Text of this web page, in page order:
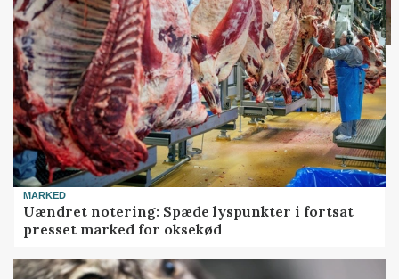
MARKED
Uændret notering: Spæde lyspunkter i fortsat
presset marked for oksekød